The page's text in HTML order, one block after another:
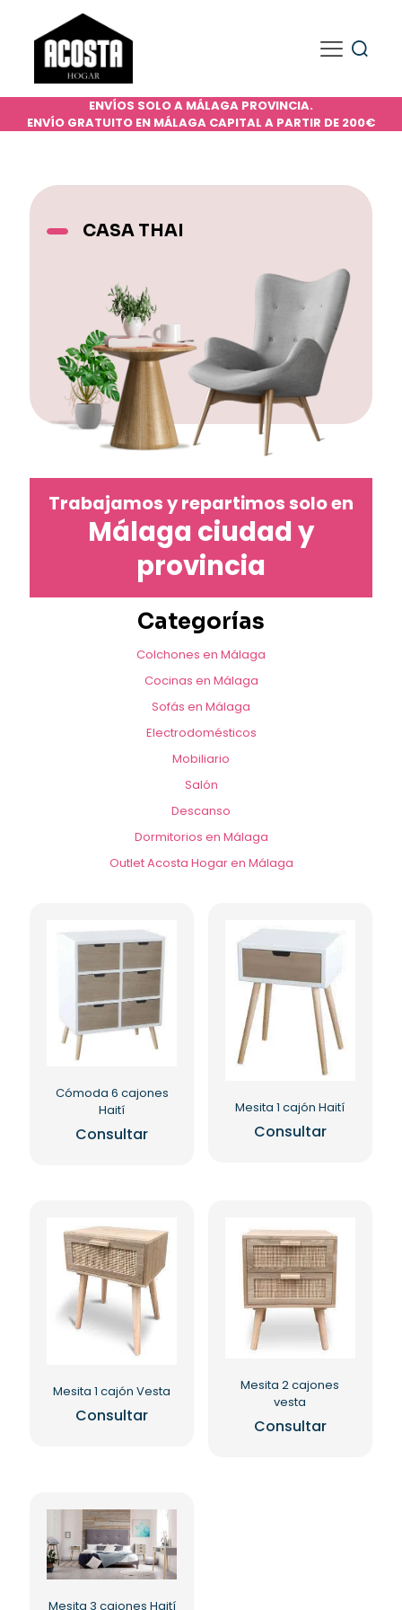
ENVÍOS SOLO A MÁLAGA PROVINCIA.
ENVÍO GRATUITO EN MÁLAGA CAPITAL A PARTIR DE 200€
CASA THAI
Trabajamos y repartimos solo en
Málaga ciudad y
provincia
Categorías
Colchones en Málaga
Cocinas en Málaga
Sofás en Málaga
Electrodomésticos
Mobiliario
Salón
Descanso
Dormitorios en Málaga
Outlet Acosta Hogar en Málaga
Cómoda 6 cajones
Haití
Consultar
Mesita 1 cajón Haití
Consultar
Mesita 1 cajón Vesta
Consultar
Mesita 2 cajones
vesta
Consultar
Mesita 3 cajones Haití